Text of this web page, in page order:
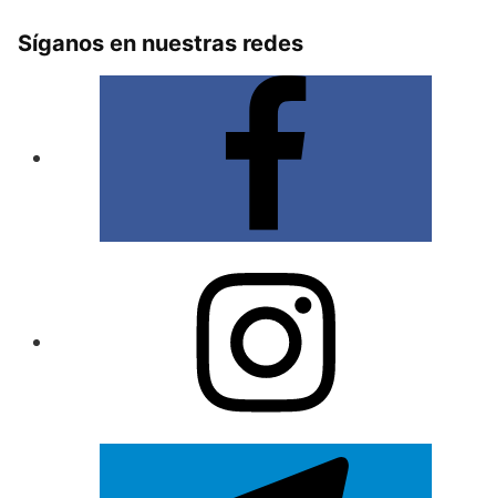
Síganos en nuestras redes